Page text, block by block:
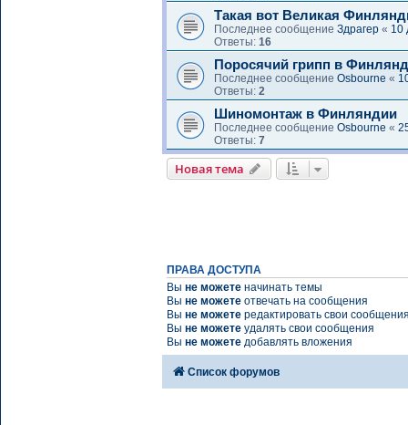
Такая вот Великая
Последнее сообщение Здрагер « 10
Ответы: 16
Поросячий грипп в
Последнее сообщение Osbourne «
Ответы: 2
Шиномонтаж в Финляндии
Последнее сообщение Osbourne «
Ответы: 7
Новая тема
ПРАВА ДОСТУПА
Вы не можете начинать темы
Вы не можете отвечать на сообщения
Вы не можете редактировать свои
Вы не можете удалять свои сообщения
Вы не можете добавлять вложения
Список форумов